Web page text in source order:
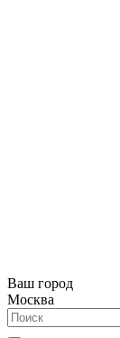
Ваш город
Москва